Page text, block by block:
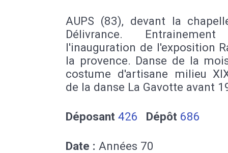
AUPS (83), devant la
Délivrance.
l'inauguration de l'exposition
la provence. Danse de la
costume d'artisane milieu
de la danse La Gavotte avant
Déposant 426 Dépôt 686
Date : Années 70